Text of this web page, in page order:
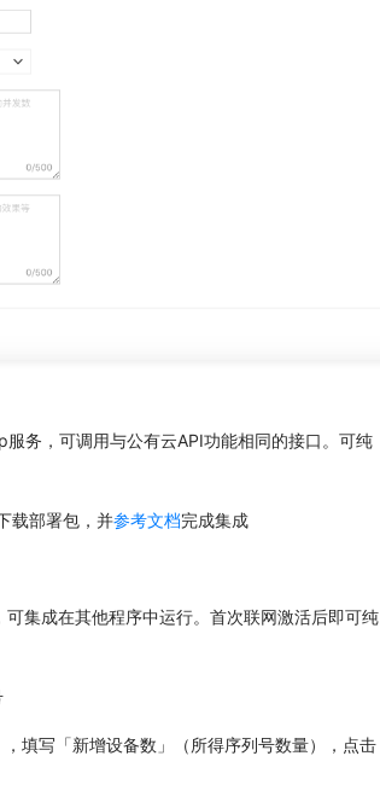
务，可调用与公有云API功能相同的接口。可纯
载部署包，并参考文档完成集成
集成在其他程序中运行。首次联网激活后即可纯
填写「新增设备数」（所得序列号数量），点击